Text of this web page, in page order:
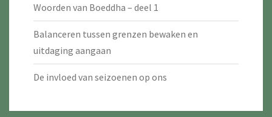
Woorden van Boeddha – deel 1
Balanceren tussen grenzen bewaken en
uitdaging aangaan
De invloed van seizoenen op ons